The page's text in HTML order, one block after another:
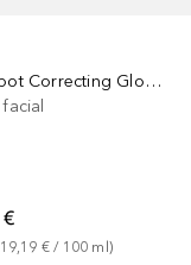
Dark Spot Correcting Glow Toner
19,19 € / 100 ml )